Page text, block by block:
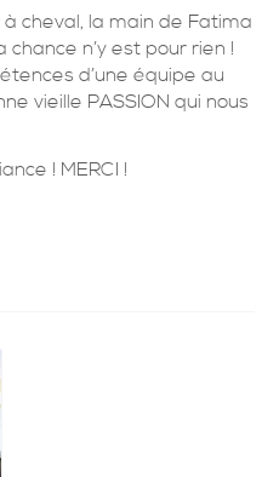
cheval, la main de Fatima
chance n’y est pour rien !
d’une équipe au
vieille PASSION qui nous
! MERCI !